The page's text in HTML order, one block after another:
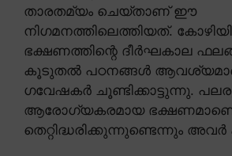
താരതമ്യം ചെയ്താണ് ഈ
നിഗമനത്തിലെത്തിയത്.
ഭക്ഷണത്തിന്റെ ദീർഘകാല
കൂടുതൽ പഠനങ്ങൾ
ഗവേഷകർ ചൂണ്ടിക്കാട്ടുന്നു.
ആരോഗ്യകരമായ
തെറ്റിദ്ധരിക്കുന്നുണ്ടെന്നും അവർ